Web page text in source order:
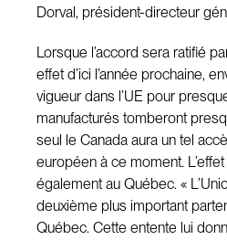
Dorval, président-directeur
Lorsque l’accord sera ratifié
effet d’ici l’année prochaine,
vigueur dans l’UE pour
manufacturés tomberont
seul le Canada aura un tel
européen à ce moment.
également au Québec. «
deuxième plus important
Québec. Cette entente lui